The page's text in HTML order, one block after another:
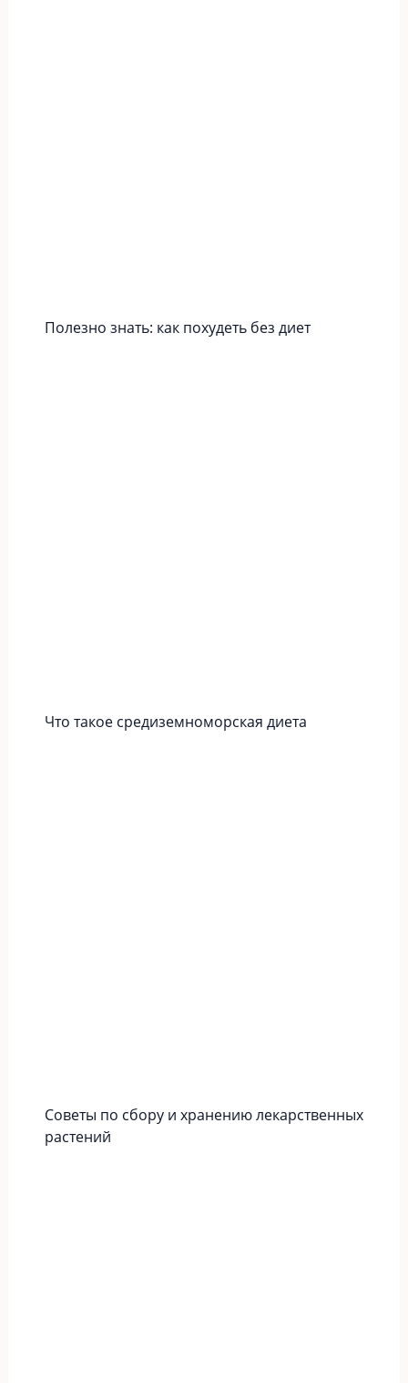
Полезно знать: как похудеть без диет
Что такое средиземноморская диета
Советы по сбору и хранению лекарственных
растений